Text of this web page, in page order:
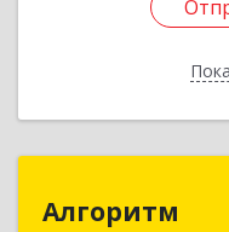
Алгоритм